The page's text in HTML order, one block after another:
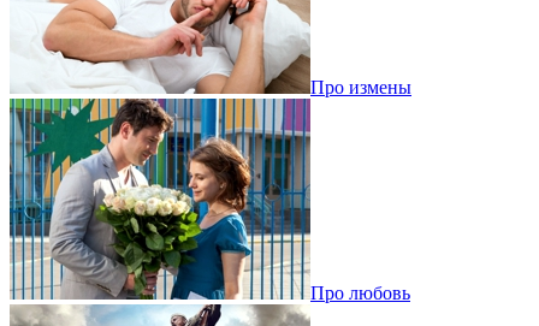
Про измены
Про любовь